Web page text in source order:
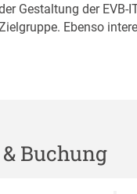
Gestaltung der EVB-
Ebenso
Buchung